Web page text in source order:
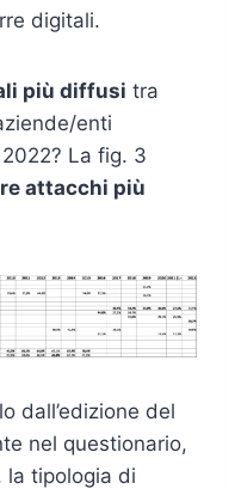
digitali.
più diffusi tra
enti
La fig. 3
attacchi più
dall’edizione del
nel questionario,
la tipologia di